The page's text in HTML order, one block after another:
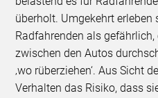
überholt. Umgekehrt erleben
Radfahrenden als
zwischen den Autos
‚wo rüberziehen‘. Aus Sicht
Verhalten das Risiko, dass